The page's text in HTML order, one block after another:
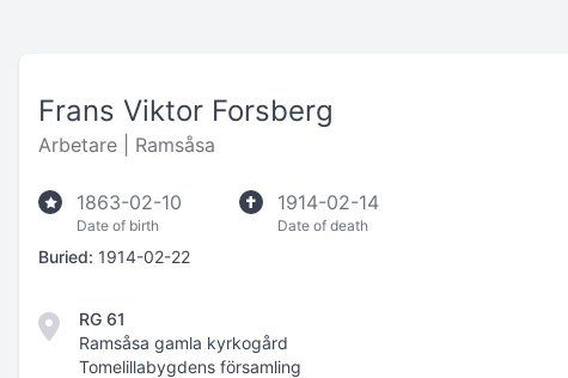
Frans Viktor Forsberg
Arbetare | Ramsåsa
1863-02-10
Date of birth
1914-02-14
Date of death
Buried: 1914-02-22
RG 61
Ramsåsa gamla kyrkogård
Tomelillabygdens församling